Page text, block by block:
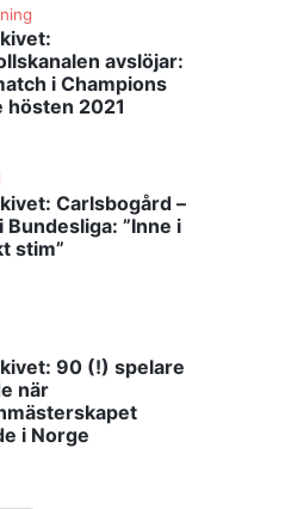
avslöjar:
i Champions
hösten 2021
Carlsbogård –
Bundesliga: ”Inne i
stim”
90 (!) spelare
när
i Norge